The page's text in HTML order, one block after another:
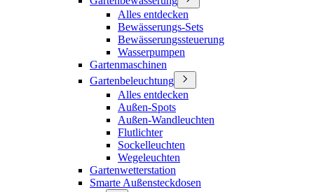
Alles entdecken
Bewässerungs-Sets
Bewässerungssteuerung
Wasserpumpen
Gartenmaschinen
Gartenbeleuchtung
Alles entdecken
Außen-Spots
Außen-Wandleuchten
Flutlichter
Sockelleuchten
Wegeleuchten
Gartenwetterstation
Smarte Außensteckdosen